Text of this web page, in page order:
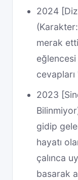
2024
merak
cevapları
2023
gidip
hayatı
çalınca
basarak